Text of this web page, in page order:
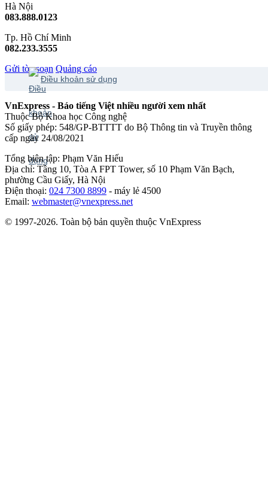
Hà Nội
083.888.0123
Tp. Hồ Chí Minh
082.233.3555
Gửi tòa soạn Quảng cáo
Điều khoản sử dụng
VnExpress - Báo tiếng Việt nhiều người xem nhất
Thuộc Bộ Khoa học Công nghệ
Số giấy phép: 548/GP-BTTTT do Bộ Thông tin và Truyền thông
cấp ngày 24/08/2021
Tổng biên tập: Phạm Văn Hiếu
Địa chỉ: Tầng 10, Tòa A FPT Tower, số 10 Phạm Văn Bạch,
phường Cầu Giấy, Hà Nội
Điện thoại: 024 7300 8899 - máy lẻ 4500
Email: webmaster@vnexpress.net
© 1997-2026. Toàn bộ bản quyền thuộc VnExpress